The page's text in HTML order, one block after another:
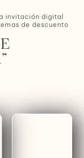
invitación digital
de descuento